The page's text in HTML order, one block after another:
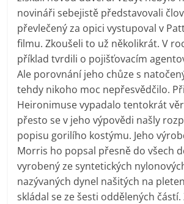
novináři sebejistě představovali
převlečený za opici vystupoval v
filmu. Zkoušeli to už několikrát. V
příklad tvrdili o pojišťovacím
Ale porovnání jeho chůze s
tehdy nikoho moc nepřesvědčilo.
Heironimuse vypadalo tentokrát
přesto se v jeho výpovědi našly
popisu gorilího kostýmu. Jeho
Morris ho popsal přesně do všech
vyrobený ze syntetických
nazývaných dynel našitých na
skládal se ze šesti oddělených částí.